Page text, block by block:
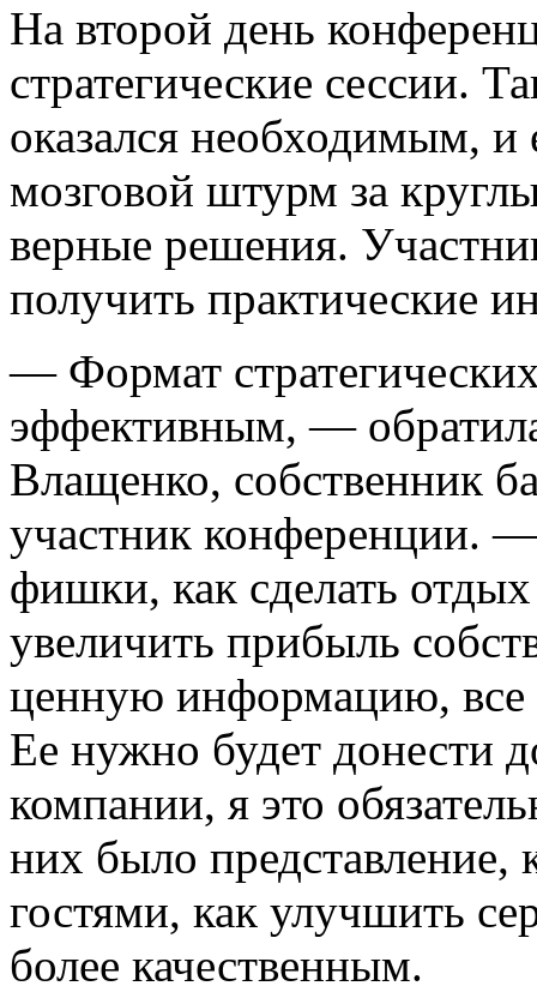
На второй день
стратегические сессии.
оказался необходимым,
мозговой штурм за
верные решения.
получить практические
— Формат
эффективным, —
Влащенко, собственник
участник конференции.
фишки, как сделать
увеличить прибыль
ценную информацию, все
Ее нужно будет донести
компании, я это
них было представление,
гостями, как улучшить
более качественным.